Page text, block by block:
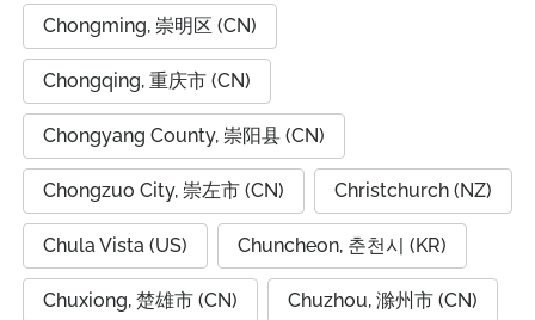
Chongming, 崇明区 (CN)
Chongqing, 重庆市 (CN)
Chongyang County, 崇阳县 (CN)
Chongzuo City, 崇左市 (CN) Christchurch (NZ)
Chula Vista (US) Chuncheon, 춘천시 (KR)
Chuxiong, 楚雄市 (CN) Chuzhou, 滁州市 (CN)